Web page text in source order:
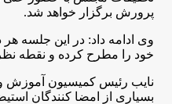
پرورش برگزار خواهد شد.
وی ادامه داد: در این جلسه
خود را مطرح کرده و نقطه
نایب رئیس کمیسیون آموزش و
بسیاری از امضا کنندگان